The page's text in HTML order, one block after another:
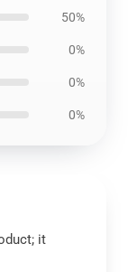
50%
0%
0%
0%
it